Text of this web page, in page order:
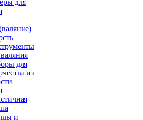
для
для
из
и